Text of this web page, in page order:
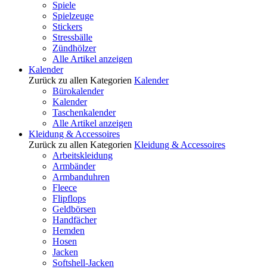
Spiele
Spielzeuge
Stickers
Stressbälle
Zündhölzer
Alle Artikel anzeigen
Kalender
Zurück zu allen Kategorien Kalender
Bürokalender
Kalender
Taschenkalender
Alle Artikel anzeigen
Kleidung & Accessoires
Zurück zu allen Kategorien Kleidung & Accessoires
Arbeitskleidung
Armbänder
Armbanduhren
Fleece
Flipflops
Geldbörsen
Handfächer
Hemden
Hosen
Jacken
Softshell-Jacken